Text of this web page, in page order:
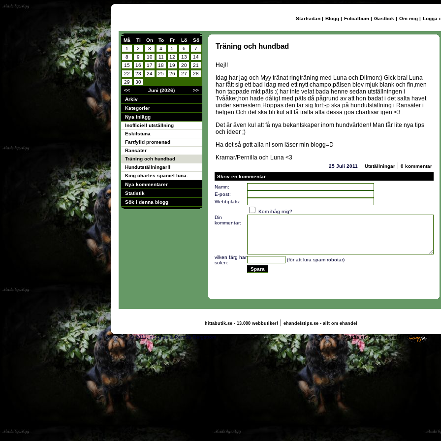
Startsidan | Blogg | Fotoalbum | Gästbok | Om mig | Logga
Må Ti On To Fr Lö
Sö
1
2 3 4 5 6
7
8
9 10 11 12 13
14
15
16 17 18 19 20
21
22
23 24 25 26 27
28
29
30
<<
Juni (2026)
>>
Arkiv
Kategorier
Nya inlägg
Inofficiell utställning
Eskilstuna
Fartfylld promenad
Ransäter
Träning och hundbad
Hundutställningar!!
King charles spaniel luna.
Nya kommentarer
Statistik
Sök i denna blogg
Träning och hundbad
Hej!!
Idag har jag och Myy tränat ringträning med Luna och Dilmon:) Gick bra! Luna
har fått sig ett bad idag med ett nytt champo,pälsen blev mjuk blank och fin,men
hon tappade mkt päls :( har inte velat bada henne sedan utställningen i
Tvååker,hon hade dåligt med päls då pågrund av att hon badat i det salta havet
under semestern.Hoppas den tar sig fort:-p ska på hundutställning i Ransäter i
helgen.Och det ska bli kul att få träffa alla dessa goa charlisar igen <3
Det är även kul att få nya bekantskaper inom hundvärlden! Man får lite nya tips
och ideer ;)
Ha det så gott alla ni som läser min blogg=D
Kramar/Pernilla och Luna <3
25 Juli 2011 | Utställningar | 0 kommentar
Skriv en kommentar
Namn:
E-post:
Webbplats:
Kom ihåg mig?
Din
kommentar:
vilken färg har
solen:
(för att lura spam robotar)
hittabutik.se - 13.000 webbutiker!| ehandelstips.se - allt om ehandel
(c) 2011, nogg.se & Pernilla Bergström Skaffa en gratis hemsida